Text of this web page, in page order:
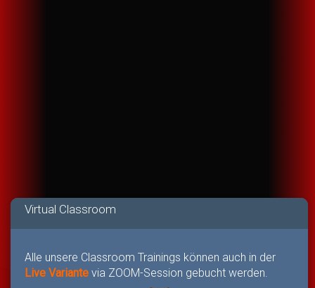
Virtual Classroom
Alle unsere Classroom Trainings können auch in der
Live Variante via ZOOM-Session gebucht werden.